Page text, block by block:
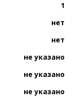
1
нет
нет
не указано
не указано
не указано